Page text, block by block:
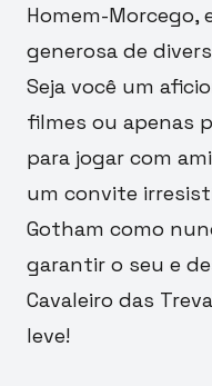
Homem-Morcego,
generosa de
Seja você um
filmes ou apenas
para jogar com
um convite
Gotham como
garantir o seu e
Cavaleiro das
leve!